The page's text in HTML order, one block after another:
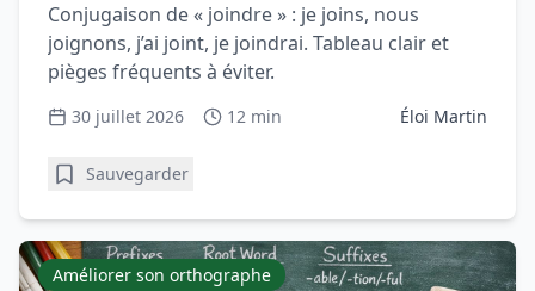
Conjugaison de « joindre » : je joins, nous
joignons, j’ai joint, je joindrai. Tableau clair et
pièges fréquents à éviter.
30 juillet 2026 12 min Éloi Martin
Sauvegarder
Améliorer son orthographe